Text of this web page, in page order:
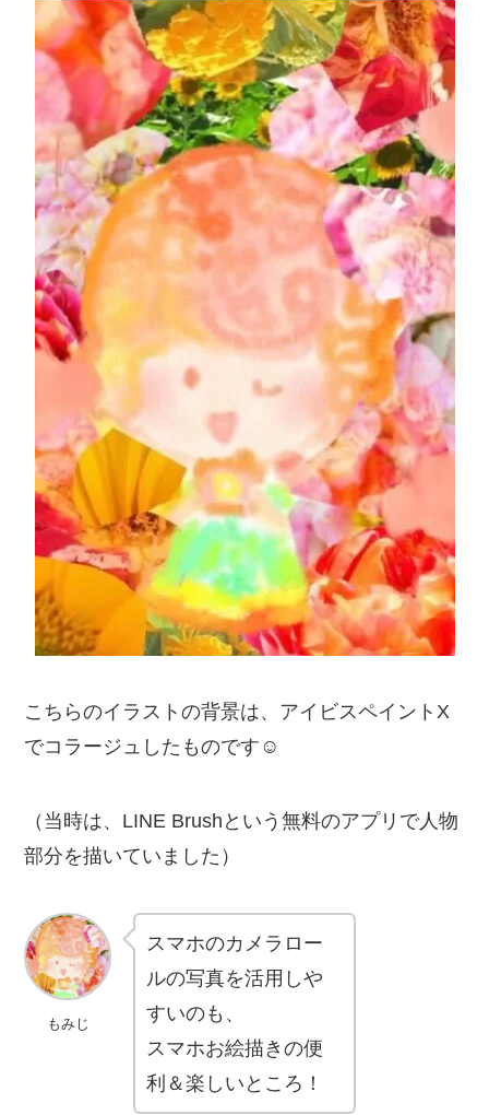
こちらのイラストの背景は、アイビスペイントX
でコラージュしたものです☺️
（当時は、LINE Brushという無料のアプリで人物
部分を描いていました）
もみじ
スマホのカメラロー
ルの写真を活用しや
すいのも、
スマホお絵描きの便
利＆楽しいところ！